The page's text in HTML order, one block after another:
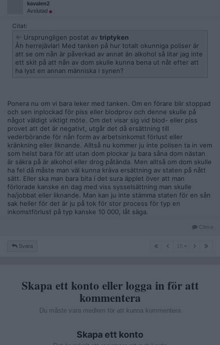
kavalen2
Avslutad
Citat:
Ursprungligen postat av triptyken
Åh herrejävlar! Med tanken på hur totalt okunniga poliser är
att se om nån är påverkad av annat än alkohol så litar jag inte
ett skit på att nån av dom skulle kunna bena ut nåt efter att
ha lyst en annan människa i synen?
Ponera nu om vi bara leker med tanken. Om en förare blir stoppad
och sen inplockad för piss eller blodprov och denne skulle på
något väldigt viktigt möte. Om det visar sig vid blod- eller piss
provet att det är negativt, utgår det då ersättning till
vederbörande för nån form av arbetsinkomst förlust eller
kränkning eller liknande. Alltså nu kommer ju inte polisen ta in vem
som helst bara för att utan dom plockar ju bara såna dom nästan
är säkra på är alkohol eller drog påtända. Men alltså om dom skulle
ha fel då måste man väl kunna kräva ersättning av staten på nått
sätt. Eller ska man bara bita i det sura äpplet över att man
förlorade kanske en dag med viss sysselsättning man skulle
ha/jobbat eller liknande. Man kan ju inte stämma staten för en sån
sak heller för det är ju på tok för stor process för typ en
inkomstförlust på typ kanske 10 000, låt säga.
Citera
Svara 15
Skapa ett konto eller logga in för att
kommentera
Du måste vara medlem för att kunna kommentera
Skapa ett konto